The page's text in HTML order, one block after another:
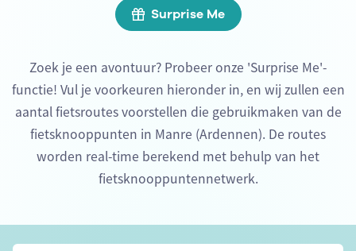
Surprise Me
Zoek je een avontuur? Probeer onze 'Surprise Me'-
functie! Vul je voorkeuren hieronder in, en wij zullen een
aantal fietsroutes voorstellen die gebruikmaken van de
fietsknooppunten in Manre (Ardennen). De routes
worden real-time berekend met behulp van het
fietsknooppuntennetwerk.